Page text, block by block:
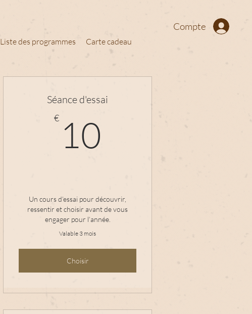
Compte
Liste des programmes Carte cadeau
Séance d'essai
€ 10
Un cours d’essai pour découvrir,
ressentir et choisir avant de vous
engager pour l’année.
Valable 3 mois
Choisir